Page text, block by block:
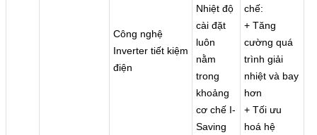
Công nghệ
Inverter tiết kiệm
điện
Nhiệt độ
cài đặt
luôn
nằm
trong
khoảng
cơ chế I-
Saving
chế:
+ Tăng
cường quá
trình giải
nhiệt và bay
hơn
+ Tối ưu
hoá hệ